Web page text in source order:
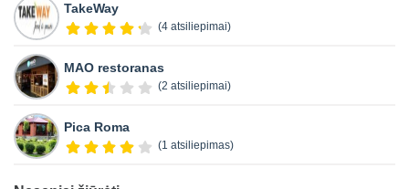
TakeWay
(4 atsiliepimai)
MAO restoranas
(2 atsiliepimai)
Pica Roma
(1 atsiliepimas)